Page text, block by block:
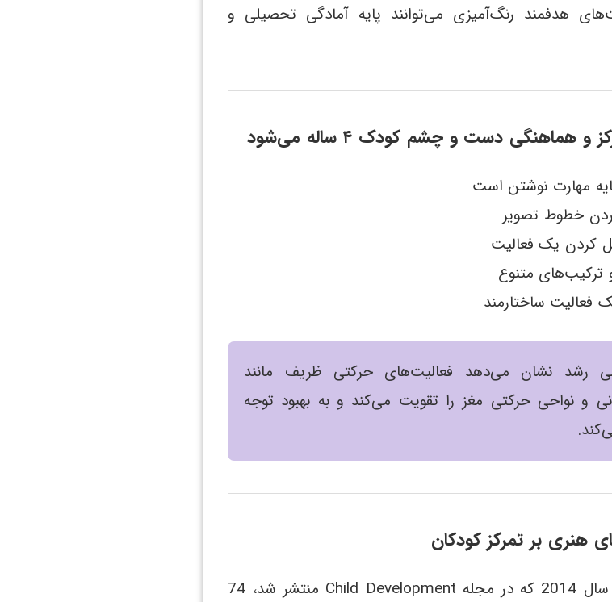
هدفمند رنگ‌آمیزی می‌توانند پایه آمادگی تحصیلی و
دست و چشم کودک ۴ ساله می‌شود
مهارت نوشتن است
خطوط تصویر
کردن یک فعالیت
متنوع
فعالیت ساختارمند
رشد نشان می‌دهد فعالیت‌های حرکتی ظریف مانند
و نواحی حرکتی مغز را تقویت می‌کند و به بهبود توجه
هنری بر تمرکز کودکان
در مطالعه‌ای توسط Jennifer Drake در سال 2014 که در مجله Child Development منتشر شد، 74